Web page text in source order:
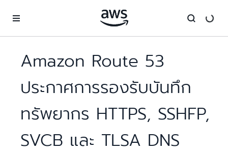
Amazon Route 53
ประกาศการรองรับบันทึก
ทรัพยากร HTTPS, SSHFP,
SVCB และ TLSA DNS